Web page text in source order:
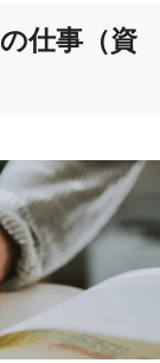
仕事（資